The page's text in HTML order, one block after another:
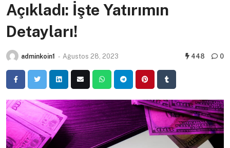
Açıkladı: İşte Yatırımın
Detayları!
adminkoin1 - Ağustos 28, 2023 448 0